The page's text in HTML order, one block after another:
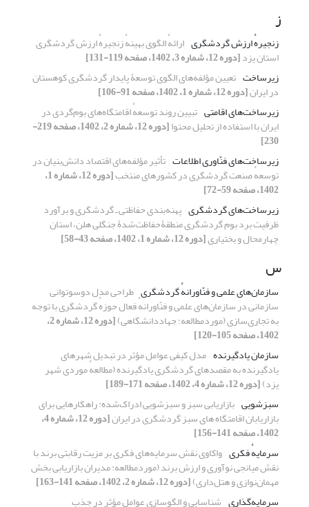
ز
زنجیرهٔ ارزش گردشگری ارائهٔ الگوی بهینهٔ زنجیرهٔ ارزش گردشگری
استان یزد[دوره 12، شماره 3، 1402، صفحه 119-131]
زیرساخت تعیین مؤلفه‌های الگوی توسعۀ پایدار گردشگری کوهستان
در ایران[دوره 12، شماره 1، 1402، صفحه 91-106]
زیرساخت‌های اقامتی تبیین روند توسعهٔ اقامتگاه‌های بوم‌گردی در
ایران با استفاده از تحلیل محتوا [دوره 12، شماره 2، 1402، صفحه 219-
230]
زیرساخت‌های فنّاوری اطلاعات تأثیر مؤلفه‌های اقتصاد دانش‌بنیان در
توسعهٔ صنعت گردشگری در کشورهای منتخب [دوره 12، شماره 1،
1402، صفحه 59-72]
زیرساخت‌های گردشگری پهنه‌بندی حفاظتی ـ گردشگری و برآورد
ظرفیت برد بوم گردشگری منطقۀحفاظت‌شدۀ جنگلی هلن، استان
چهارمحال و بختیاری[دوره 12، شماره 1، 1402، صفحه 43-58]
س
سازمان‌های علمی و فنّاورانهٔ گردشگری طراحی مدل دوسوتوانی
سازمانی در سازمان‌های علمی و فنّاورانهٔ فعال حوزهٔ گردشگری با توجه
به تجاری‌سازی (موردمطالعه: جهاددانشگاهی) [دوره 12، شماره 2،
1402، صفحه 105-120]
سازمان یادگیرنده مدل کیفی عوامل مؤثر در تبدیل شهرهای
یادگیرنده به مقصدهای گردشگری یادگیرنده (مطالعهٔ موردی شهر
یزد)[دوره 12، شماره 4، 1402، صفحه 171-189]
سبزشویی بازاریابی سبز و سبزشویی ادراک‌شده: راهکارهایی برای
بازاریابان اقامتگاه های سبز گردشگری در ایران [دوره 12، شماره 4،
1402، صفحه 141-156]
سرمایهٔ فکری واکاوی نقش سرمایه‌های فکری بر مزیت رقابتی برند با
نقش میانجی نوآوری و ارزش برند (موردمطالعه: مدیران بازاریابی بخش
مهمان‌نوازی و هتل‌داری)[دوره 12، شماره 2، 1402، صفحه 141-163]
سرمایه‌گذاری شناسایی و الگوسازی عوامل مؤثر در جذب